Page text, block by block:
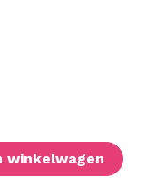
winkelwagen